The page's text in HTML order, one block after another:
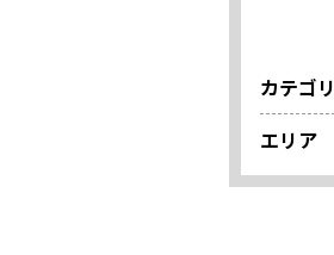
カテゴリ
エリア